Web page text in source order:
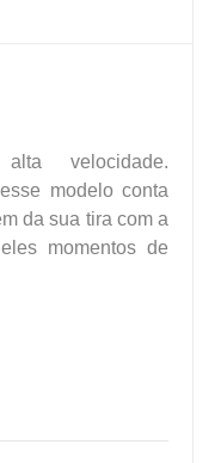
velocidade.
modelo conta
da sua tira com a
momentos de